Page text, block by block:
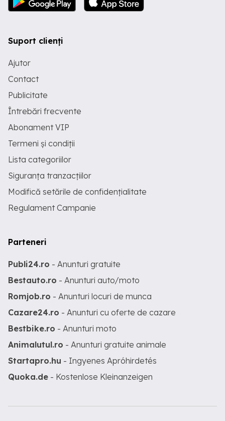
Suport clienți
Ajutor
Contact
Publicitate
Întrebări frecvente
Abonament VIP
Termeni și condiții
Lista categoriilor
Siguranța tranzacțiilor
Modifică setările de confidențialitate
Regulament Campanie
Parteneri
Publi24.ro - Anunturi gratuite
Bestauto.ro - Anunturi auto/moto
Romjob.ro - Anunturi locuri de munca
Cazare24.ro - Anunturi cu oferte de cazare
Bestbike.ro - Anunturi moto
Animalutul.ro - Anunturi gratuite animale
Startapro.hu - Ingyenes Apróhirdetés
Quoka.de - Kostenlose Kleinanzeigen